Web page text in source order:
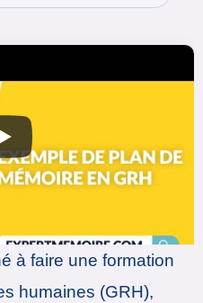
à faire une formation
humaines (GRH),